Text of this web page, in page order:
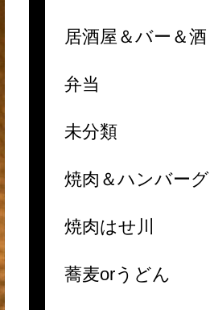
居酒屋＆バー＆酒
弁当
未分類
焼肉＆ハンバーグ
焼肉はせ川
蕎麦orうどん